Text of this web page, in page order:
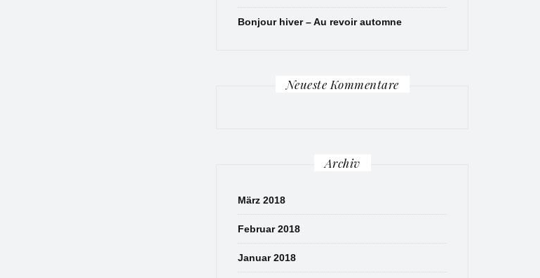
Bonjour hiver – Au revoir automne
Neueste Kommentare
Archiv
März 2018
Februar 2018
Januar 2018